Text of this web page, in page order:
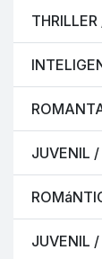
JUVENIL
JUVENIL